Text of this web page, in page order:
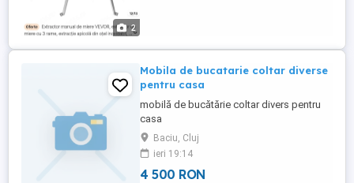
2
Mobila de bucatarie coltar diverse
pentru casa
mobilă de bucătărie coltar divers pentru
casa
Baciu, Cluj
ieri 19:14
4 500 RON